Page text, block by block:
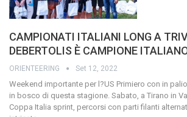
CAMPIONATI ITALIANI LONG A
DEBERTOLIS È CAMPIONE
ORIENTEERING Set 12, 2022
Weekend importante per l?US Primiero con in
in bosco di questa stagione. Sabato, a Tirano in
Coppa Italia sprint, percorsi con parti filanti